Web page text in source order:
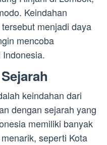
Keindahan
menjadi daya
mencoba
keindahan dari
dengan sejarah yang
memiliki banyak
seperti Kota